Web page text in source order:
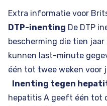
Extra informatie voor
DTP-inenting De DTP
bescherming die tien
kunnen last-minute
één tot twee weken voor
Inenting tegen
hepatitis A geeft één tot